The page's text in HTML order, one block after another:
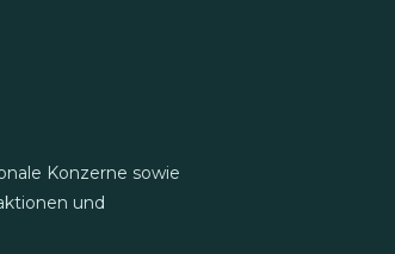
Konzerne sowie
und